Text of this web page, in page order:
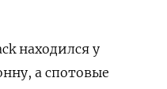
находился у
а спотовые